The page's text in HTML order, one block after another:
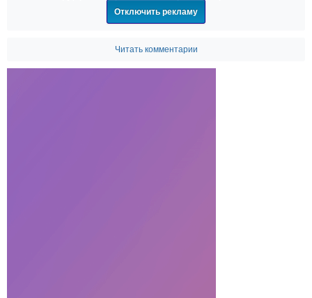
Отключить рекламу
Читать комментарии